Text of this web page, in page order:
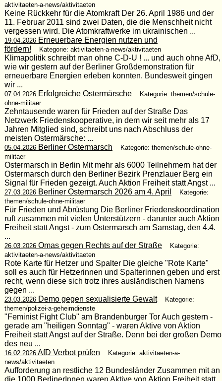
aktivitaeten-a-news/aktivitaeten
Keine Rückkehr für die Atomkraft Der 26. April 1986 und der
11. Februar 2011 sind zwei Daten, die die Menschheit nicht
vergessen wird. Die Atomkraftwerke im ukrainischen ...
19.04.2026Erneuerbare Energien nutzen und
fördern!
Kategorie: aktivitaeten-a-news/aktivitaeten
Klimapolitik schreibt man ohne C-D-U ! ... und auch ohne AfD,
wie wir gestern auf der Berliner Großdemonstration für
erneuerbare Energien erleben konnten. Bundesweit gingen
wir ...
07.04.2026Erfolgreiche Ostermärsche
Kategorie: themen/schule-
ohne-militaer
Zehntausende waren für Frieden auf der Straße Das
Netzwerk Friedenskooperative, in dem wir seit mehr als 17
Jahren Mitglied sind, schreibt uns nach Abschluss der
meisten Ostermärsche: ...
05.04.2026Berliner Ostermarsch
Kategorie: themen/schule-ohne-
militaer
Ostermarsch in Berlin Mit mehr als 6000 Teilnehmern hat der
Ostermarsch durch den Berliner Bezirk Prenzlauer Berg ein
Signal für Frieden gezeigt. Auch Aktion Freiheit statt Angst ...
27.03.2026Berliner Ostermarsch 2026 am 4. April
Kategorie:
themen/schule-ohne-militaer
Für Frieden und Abrüstung Die Berliner Friedenskoordination
ruft zusammen mit vielen Unterstützern - darunter auch Aktion
Freiheit statt Angst - zum Ostermarsch am Samstag, den 4.4.
...
26.03.2026Omas gegen Rechts auf der Straße
Kategorie:
aktivitaeten-a-news/aktivitaeten
Rote Karte für Hetzer und Spalter Die gleiche "Rote Karte"
soll es auch für Hetzerinnen und Spalterinnen geben und erst
recht, wenn diese sich trotz ihres ausländischen Namens
gegen ...
23.03.2026Demo gegen sexualisierte Gewalt
Kategorie:
themen/polizei-a-geheimdienste
"Feminist Fight Club" am Brandenburger Tor Auch gestern -
gerade am "heiligen Sonntag" - waren Aktive von Aktion
Freiheit statt Angst auf der Straße. Denn bei der großen Demo
des neu ...
16.02.2026AfD Verbot prüfen
Kategorie: aktivitaeten-a-
news/aktivitaeten
Aufforderung an restliche 12 Bundesländer Zusammen mit an
die 1000 BerlinerInnen waren Aktive von Aktion Freiheit statt